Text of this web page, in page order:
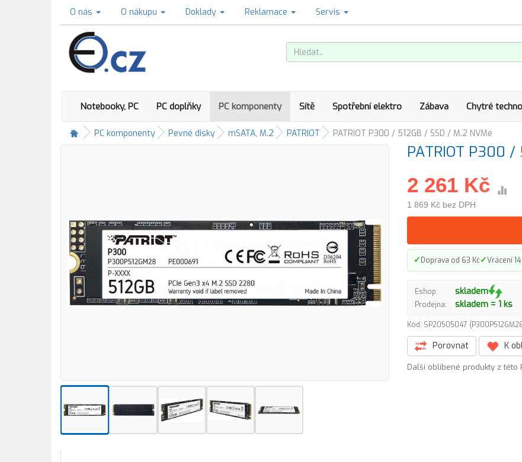
O nás O nákupu Doklady Reklamace Servis
Notebooky, PC PC doplňky PC komponenty Sítě Spotřební elektro Zábava Chytré
PC komponenty Pevné disky mSATA, M.2 PATRIOT PATRIOT P300 / 512GB / SSD / M.2 NVMe
PATRIOT P300 /
2 261 Kč
1 869 Kč bez DPH
✓Doprava od 63 Kč✓Vrácení
Eshop: skladem
Prodejna: skladem = 1 ks
Kód: SP20505047
Porovnat K
Další oblíbené produkty z této